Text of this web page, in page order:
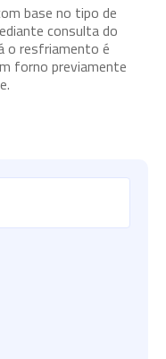
base no tipo de
consulta do
o resfriamento é
forno previamente